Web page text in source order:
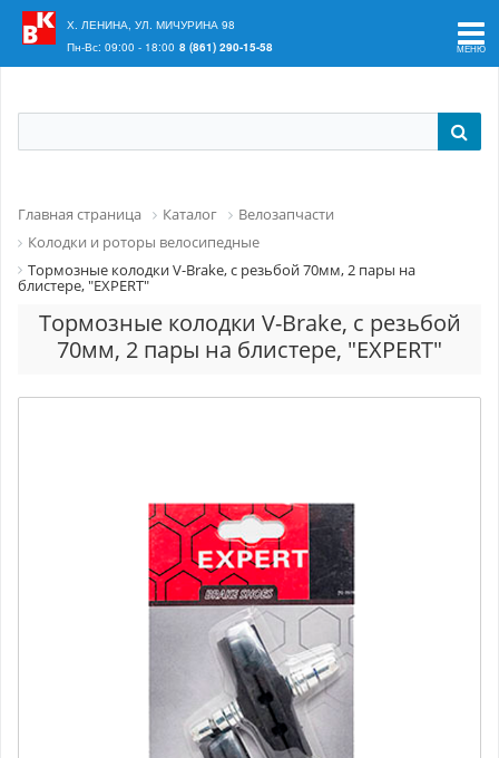
Ваш регион:
Х. ЛЕНИНА, УЛ. МИЧУРИНА 98
Пн-Вс: 09:00 - 18:00 8 (861) 290-15-58
Главная страница Каталог
Велозапчасти
Колодки и роторы велосипедные
Тормозные колодки V-Brake, с резьбой 70мм, 2 пары на
блистере, "EXPERT"
Тормозные колодки V-Brake, с резьбой
70мм, 2 пары на блистере, "EXPERT"